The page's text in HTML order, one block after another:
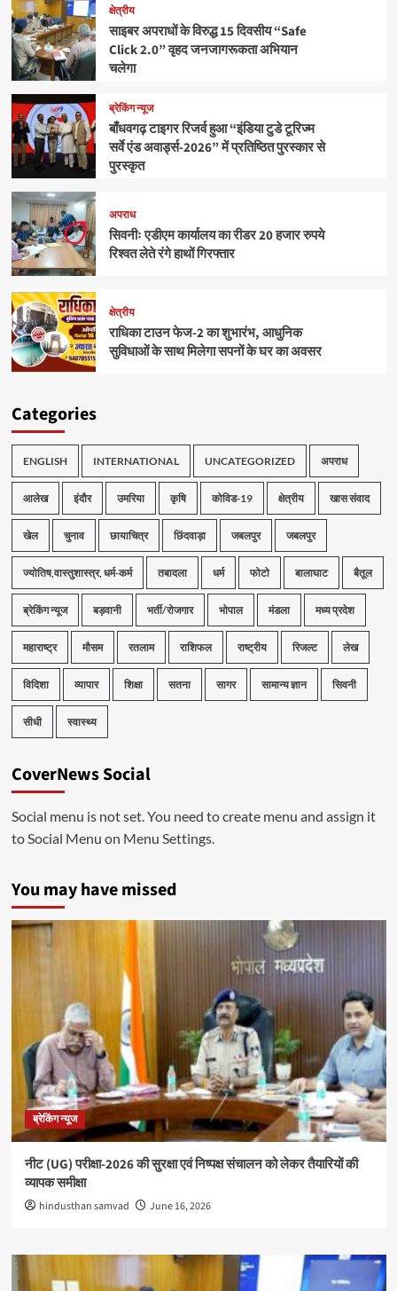
क्षेत्रीय
साइबर अपराधों के विरुद्ध 15 दिवसीय “Safe
Click 2.0” वृहद जनजागरूकता अभियान
चलेगा
ब्रेकिंग न्यूज
बाँधवगढ़ टाइगर रिजर्व हुआ “इंडिया टुडे टूरिज्म
सर्वे एंड अवार्ड्स-2026” में प्रतिष्ठित पुरस्कार से
पुरस्कृत
अपराध
सिवनीः एडीएम कार्यालय का रीडर 20 हजार रुपये
रिश्वत लेते रंगे हाथों गिरफ्तार
क्षेत्रीय
राधिका टाउन फेज-2 का शुभारंभ, आधुनिक
सुविधाओं के साथ मिलेगा सपनों के घर का अवसर
Categories
ENGLISH INTERNATIONAL UNCATEGORIZED अपराध
आलेख इंदौर उमरिया कृषि कोविड-19 क्षेत्रीय खास संवाद
खेल चुनाव छायाचित्र छिंदवाड़ा जबलपुर जबलपुर
ज्योतिष,वास्तुशास्त्र, धर्म-कर्म तबादला धर्म फोटो बालाघाट बैतूल
ब्रेकिंग न्यूज बड़वानी भर्ती/रोजगार भोपाल मंडला मध्य प्रदेश
महाराष्ट्र मौसम रतलाम राशिफल राष्ट्रीय रिजल्ट लेख
विदिशा व्यापार शिक्षा सतना सागर सामान्य ज्ञान सिवनी
सीधी स्वास्थ्य
CoverNews Social
Social menu is not set. You need to create menu and assign it
to Social Menu on Menu Settings.
You may have missed
ब्रेकिंग न्यूज
नीट (UG) परीक्षा-2026 की सुरक्षा एवं निष्पक्ष संचालन को लेकर तैयारियों की
व्यापक समीक्षा
hindusthan samvad June 16, 2026